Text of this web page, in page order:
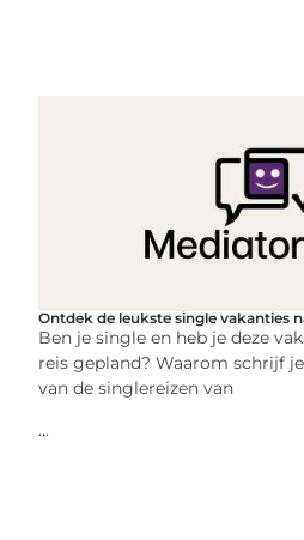
Ontdek de leukste single vakanties
Ben je single en heb je deze
reis gepland? Waarom schrijf
van de singlereizen van
...